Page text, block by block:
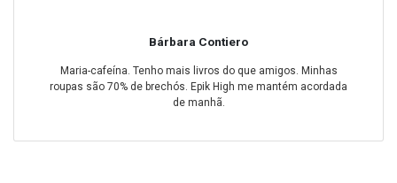
Bárbara Contiero
Maria-cafeína. Tenho mais livros do que amigos. Minhas
roupas são 70% de brechós. Epik High me mantém acordada
de manhã.